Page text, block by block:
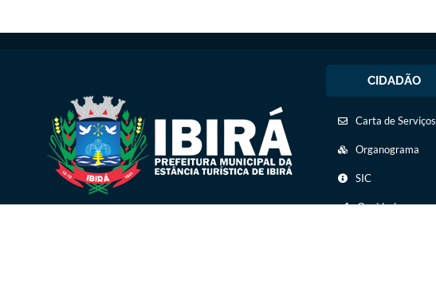
CIDADÃO
Carta de Serviços
Organograma
SIC
Ouvidoria